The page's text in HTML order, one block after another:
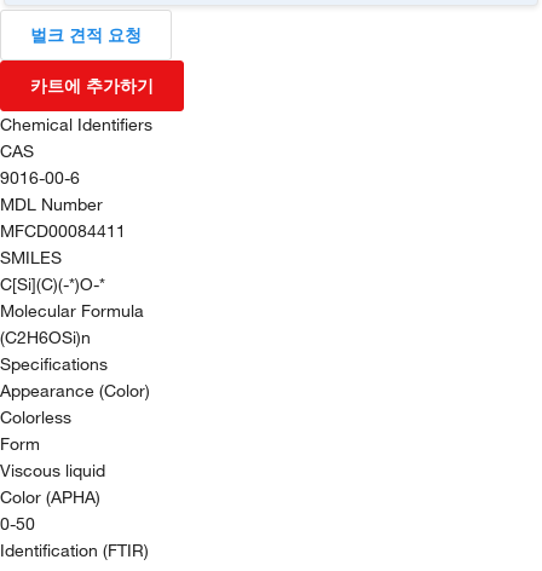
벌크 견적 요청
카트에 추가하기
Chemical Identifiers
CAS
9016-00-6
MDL Number
MFCD00084411
SMILES
C[Si](C)(-*)O-*
Molecular Formula
(C2H6OSi)n
Specifications
Appearance (Color)
Colorless
Form
Viscous liquid
Color (APHA)
0-50
Identification (FTIR)